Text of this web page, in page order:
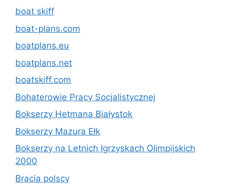
boat skiff
boat-plans.com
boatplans.eu
boatplans.net
boatskiff.com
Bohaterowie Pracy Socjalistycznej
Bokserzy Hetmana Białystok
Bokserzy Mazura Ełk
Bokserzy na Letnich Igrzyskach Olimpijskich
2000
Bracia polscy